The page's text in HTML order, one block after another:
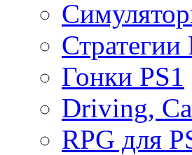
Стратегии
Гонки PS1
Driving,
RPG для